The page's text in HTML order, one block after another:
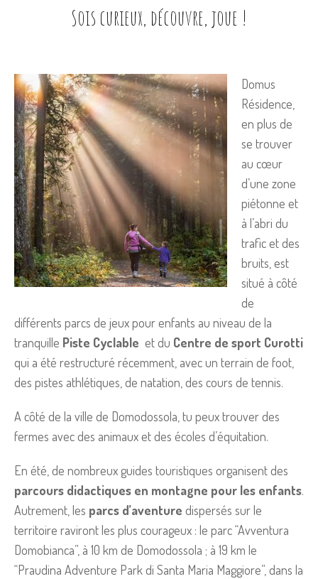
Sois curieux, découvre, joue !
Domus
Résidence,
en plus de
se trouver
au cœur
d’une zone
piétonne et
à l’abri du
trafic et des
bruits, est
situé à côté
de
différents parcs de jeux pour enfants au niveau de la
tranquille Piste Cyclable et du Centre de sport Curotti
qui a été restructuré récemment, avec un terrain de foot,
des pistes athlétiques, de natation, des cours de tennis.
A côté de la ville de Domodossola, tu peux trouver des
fermes avec des animaux et des écoles d’équitation.
En été, de nombreux guides touristiques organisent des
parcours didactiques en montagne pour les enfants.
Autrement, les parcs d’aventure dispersés sur le
territoire raviront les plus courageux : le parc “Avventura
Domobianca”, à 10 km de Domodossola ; à 19 km le
“Praudina Adventure Park di Santa Maria Maggiore”, dans la